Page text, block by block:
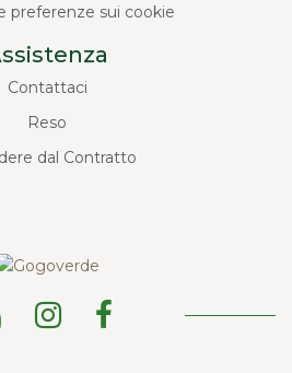
preferenze sui cookie
Contattaci
Reso
dal Contratto